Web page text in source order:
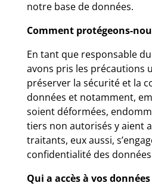
notre base de données.
Comment protégeons-
En tant que responsable
avons pris les précautions
préserver la sécurité et la
données et notamment,
soient déformées,
tiers non autorisés y aient
traitants, eux aussi,
confidentialité des
Qui a accès à vos données